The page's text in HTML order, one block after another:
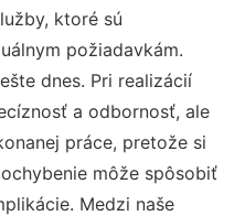
ktoré sú
požiadavkám.
dnes. Pri realizácií
a odbornosť, ale
práce, pretože si
môže spôsobiť
Medzi naše